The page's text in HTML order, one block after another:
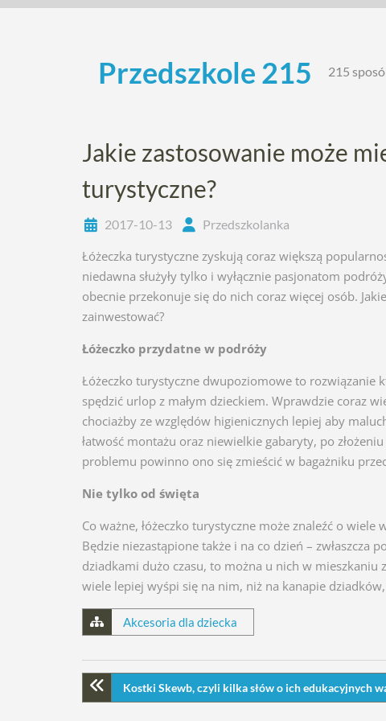
Skip
Przedszkole 215 215
Jakie zastosowanie może
turystyczne?
2017-10-13 Przedszkolanka
Łóżeczka turystyczne zyskują coraz większą
niedawna służyły tylko i wyłącznie pasjonatom
obecnie przekonuje się do nich coraz więcej osób.
zainwestować?
Łóżeczko przydatne w podróży
Łóżeczko turystyczne dwupoziomowe to rozwiązanie
spędzić urlop z małym dzieckiem. Wprawdzie coraz
chociażby ze względów higienicznych lepiej aby
łatwość montażu oraz niewielkie gabaryty, po
problemu powinno ono się zmieścić w bagażniku
Nie tylko od święta
Co ważne, łóżeczko turystyczne może znaleźć o
Będzie niezastąpione także i na co dzień – zwłaszcza
dziadkami dużo czasu, to można u nich w mieszkaniu
wiele lepiej wyśpi się na nim, niż na kanapie
Akcesoria dla dziecka
Kostki Skewb, czyli kilka słów o ich edukacyjnych